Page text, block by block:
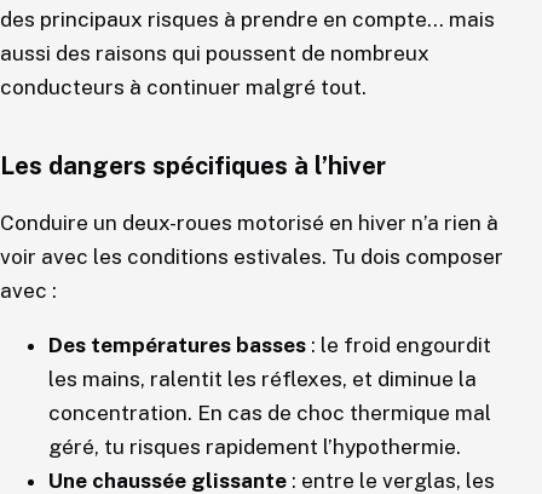
des principaux risques à prendre en compte… mais
aussi des raisons qui poussent de nombreux
conducteurs à continuer malgré tout.
Les dangers spécifiques à l’hiver
Conduire un deux-roues motorisé en hiver n’a rien à
voir avec les conditions estivales. Tu dois composer
avec :
Des températures basses : le froid engourdit
les mains, ralentit les réflexes, et diminue la
concentration. En cas de choc thermique mal
géré, tu risques rapidement l’hypothermie.
Une chaussée glissante : entre le verglas, les